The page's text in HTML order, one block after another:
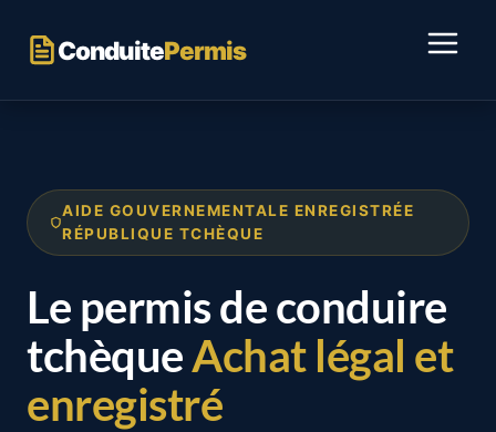
contenu
ConduitePermis
AIDE GOUVERNEMENTALE ENREGISTRÉE
RÉPUBLIQUE TCHÈQUE
Le permis de conduire
tchèqueAchat légal et
enregistré